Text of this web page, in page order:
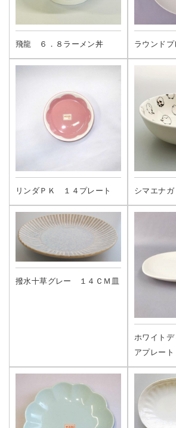
飛龍 ６．８ラーメン丼 ラウンドプ
リンダＰＫ １４プレート シマエナ
撥水十草グレー １４ＣＭ皿
ホワイト
アプレート